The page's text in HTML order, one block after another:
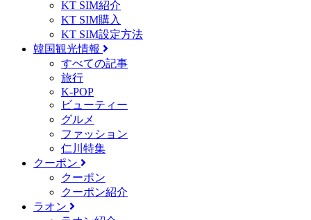
KT SIM紹介
KT SIM購入
KT SIM設定方法
韓国観光情報
すべての記事
旅行
K-POP
ビューティー
グルメ
ファッション
仁川特集
クーポン
クーポン
クーポン紹介
ラオン